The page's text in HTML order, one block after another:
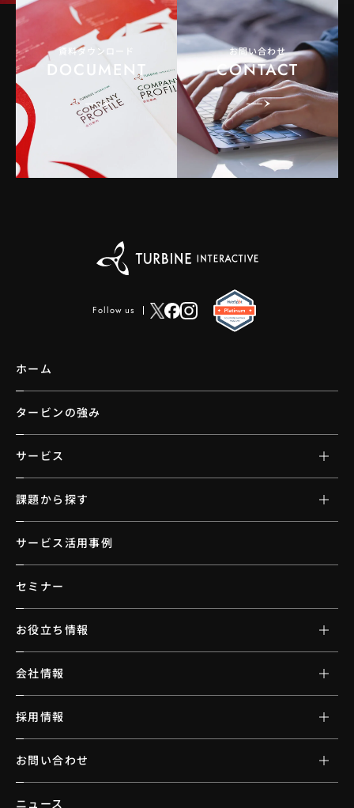
資料ダウンロード
DOCUMENT
お問い合わせ
CONTACT
Follow us
ホーム
タービンの強み
サービス
課題から探す
サービス活用事例
セミナー
お役立ち情報
会社情報
採用情報
お問い合わせ
ニュース